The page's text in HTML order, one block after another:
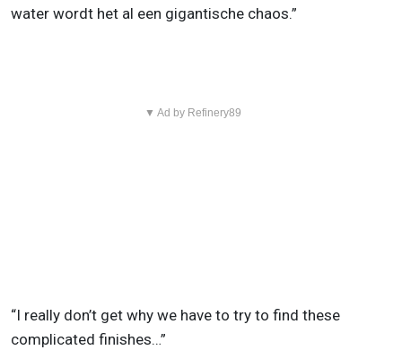
water wordt het al een gigantische chaos.”
▼ Ad by Refinery89
“I really don’t get why we have to try to find these
complicated finishes…”